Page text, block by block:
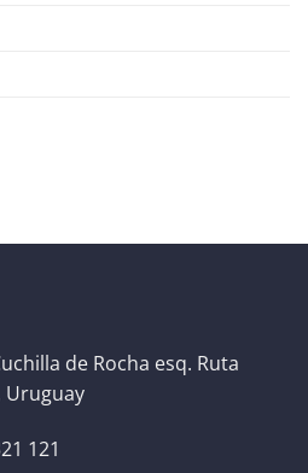
de Rocha esq. Ruta
Uruguay
121